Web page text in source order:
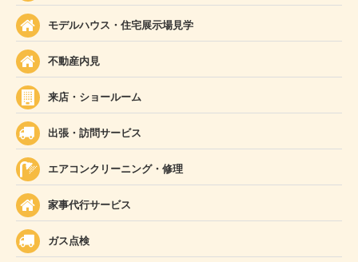
モデルハウス・住宅展示場見学
不動産内見
来店・ショールーム
出張・訪問サービス
エアコンクリーニング・修理
家事代行サービス
ガス点検